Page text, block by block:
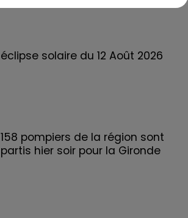
éclipse solaire du 12 Août 2026
158 pompiers de la région sont
partis hier soir pour la Gironde